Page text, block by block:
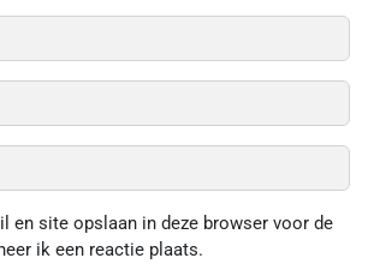
en site opslaan in deze browser voor de
ik een reactie plaats.